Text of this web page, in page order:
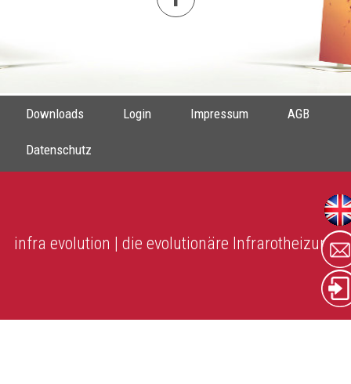
Downloads Login Impressum AGB
Datenschutz
infra evolution | die evolutionäre Infrarotheizung